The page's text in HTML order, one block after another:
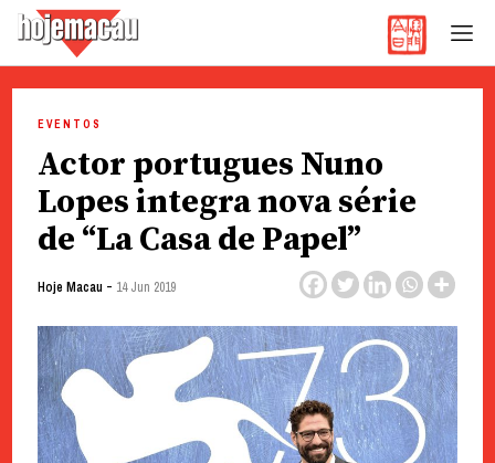
content
EVENTOS
Actor portugues Nuno
Lopes integra nova série
de “La Casa de Papel”
Hoje Macau - 14 Jun 2019